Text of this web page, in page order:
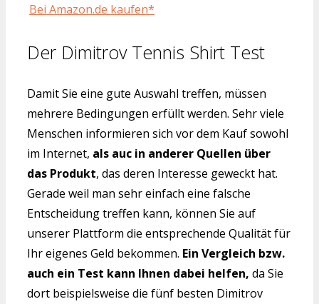
Bei Amazon.de kaufen*
Der Dimitrov Tennis Shirt Test
Damit Sie eine gute Auswahl treffen, müssen
mehrere Bedingungen erfüllt werden. Sehr viele
Menschen informieren sich vor dem Kauf sowohl
im Internet, als auc in anderer Quellen über
das Produkt, das deren Interesse geweckt hat.
Gerade weil man sehr einfach eine falsche
Entscheidung treffen kann, können Sie auf
unserer Plattform die entsprechende Qualität für
Ihr eigenes Geld bekommen. Ein Vergleich bzw.
auch ein Test kann Ihnen dabei helfen, da Sie
dort beispielsweise die fünf besten Dimitrov